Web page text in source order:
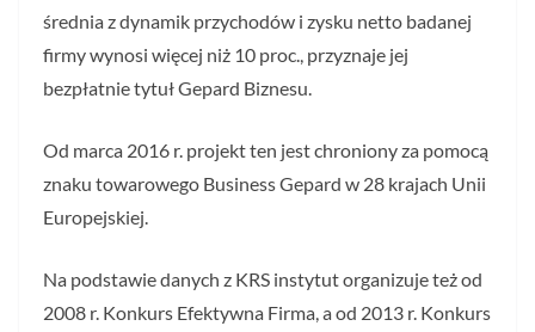
średnia z dynamik przychodów i zysku netto badanej
firmy wynosi więcej niż 10 proc., przyznaje jej
bezpłatnie tytuł Gepard Biznesu.
Od marca 2016 r. projekt ten jest chroniony za pomocą
znaku towarowego Business Gepard w 28 krajach Unii
Europejskiej.
Na podstawie danych z KRS instytut organizuje też od
2008 r. Konkurs Efektywna Firma, a od 2013 r. Konkurs